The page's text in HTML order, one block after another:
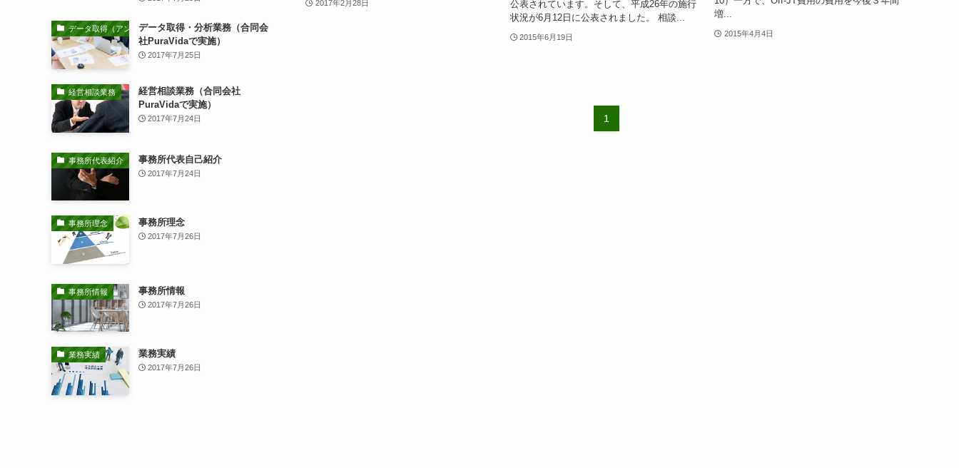
2017年2月28日
公表されています。そして、平成26年の施行
状況が6月12日に公表されました。 相談...
2015年6月19日
増...
2015年4月4日
1
データ取得（アンケート調査等）・分析業務
データ取得・分析業務（合同会
社PuraVidaで実施）
2017年7月25日
経営相談業務
経営相談業務（合同会社
PuraVidaで実施）
2017年7月24日
事務所代表紹介 事務所代表自己紹介
2017年7月24日
事務所理念 事務所理念
2017年7月26日
事務所情報 事務所情報
2017年7月26日
業務実績 業務実績
2017年7月26日